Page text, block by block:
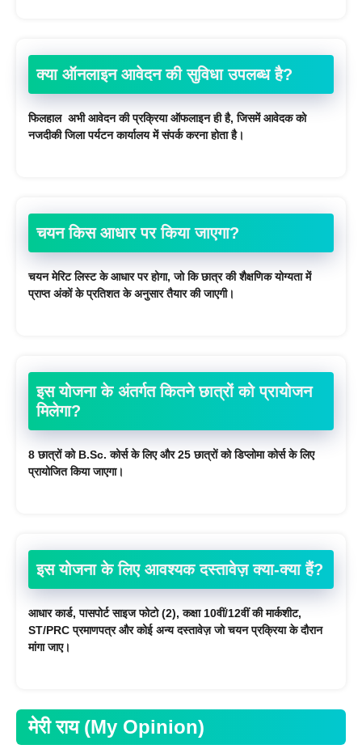
क्या ऑनलाइन आवेदन की सुविधा उपलब्ध है?
फिलहाल अभी आवेदन की प्रक्रिया ऑफलाइन ही है, जिसमें आवेदक को
नजदीकी जिला पर्यटन कार्यालय में संपर्क करना होता है।
चयन किस आधार पर किया जाएगा?
चयन मेरिट लिस्ट के आधार पर होगा, जो कि छात्र की शैक्षणिक योग्यता में
प्राप्त अंकों के प्रतिशत के अनुसार तैयार की जाएगी।
इस योजना के अंतर्गत कितने छात्रों को प्रायोजन
मिलेगा?
8 छात्रों को B.Sc. कोर्स के लिए और 25 छात्रों को डिप्लोमा कोर्स के लिए
प्रायोजित किया जाएगा।
इस योजना के लिए आवश्यक दस्तावेज़ क्या-क्या हैं?
आधार कार्ड, पासपोर्ट साइज फोटो (2), कक्षा 10वीं/12वीं की मार्कशीट,
ST/PRC प्रमाणपत्र और कोई अन्य दस्तावेज़ जो चयन प्रक्रिया के दौरान
मांगा जाए।
मेरी राय (My Opinion)